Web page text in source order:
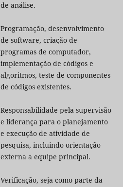
de análise.
Programação, desenvolvimento
de software, criação de
programas de computador,
implementação de códigos e
algoritmos, teste de componentes
de códigos existentes.
Responsabilidade pela supervisão
e liderança para o planejamento
e execução de atividade de
pesquisa, incluindo orientação
externa a equipe principal.
Verificação, seja como parte da